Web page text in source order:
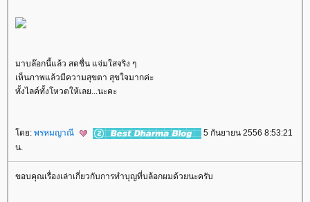
มาบล๊อกนี้แล้ว สดชื่น แจ่มใสจริง ๆ
เห็นภาพแล้วมีความสุขตา สุขใจมากค่ะ
ทั้งไลค์ทั้งโหวตให้เลย...นะคะ
ดย: พรหมญาณี
5 กันยายน 2556 8:53:21
น.
ขอบคุณเรื่องเล่าเกี่ยวกับการทำบุญที่บล้อกผมด้วยนะครับ